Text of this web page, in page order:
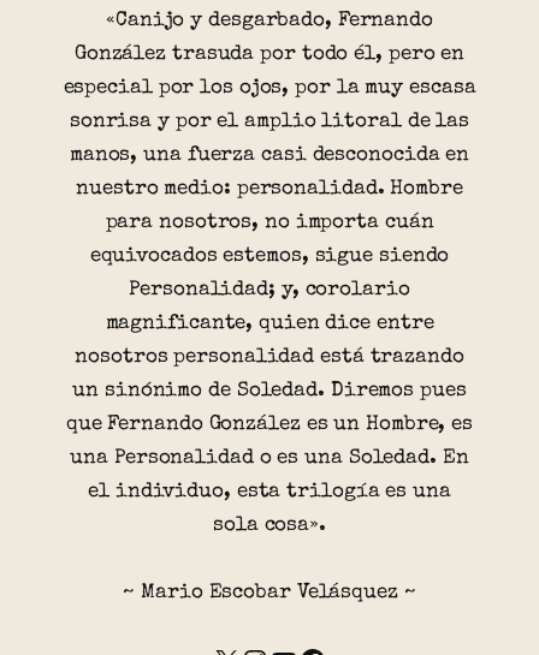
«Canijo y desgarbado, Fernando
González trasuda por todo él, pero en
especial por los ojos, por la muy escasa
sonrisa y por el amplio litoral de las
manos, una fuerza casi desconocida en
nuestro medio: personalidad. Hombre
para nosotros, no importa cuán
equivocados estemos, sigue siendo
Personalidad; y, corolario
magnificante, quien dice entre
nosotros personalidad está trazando
un sinónimo de Soledad. Diremos pues
que Fernando González es un Hombre, es
una Personalidad o es una Soledad. En
el individuo, esta trilogía es una
sola cosa».
~ Mario Escobar Velásquez ~